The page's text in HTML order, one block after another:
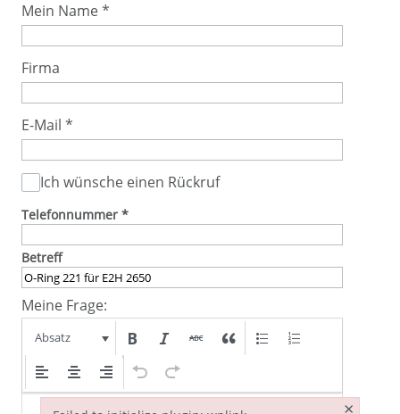
Mein Name*
Firma
E-Mail *
Ich wünsche einen Rückruf
Telefonnummer *
Betreff
Meine Frage:
Absatz